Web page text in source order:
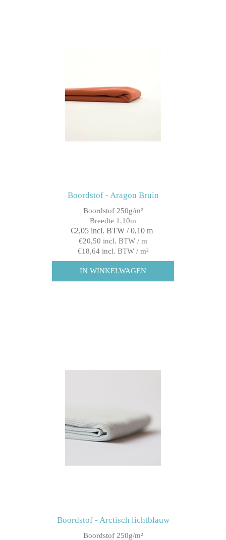
Boordstof - Aragon Bruin
Boordstof 250g/m²
Breedte 1.10m
€2,05 incl. BTW / 0,10 m
€20,50 incl. BTW / m
€18,64 incl. BTW / m²
Boordstof - Arctisch lichtblauw
Boordstof 250g/m²